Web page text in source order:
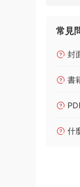
常見
封
書
什